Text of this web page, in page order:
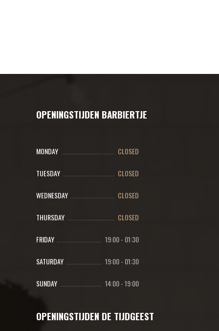
OPENINGSTIJDEN BARBIERTJE
MONDAY CLOSED
TUESDAY CLOSED
WEDNESDAY CLOSED
THURSDAY CLOSED
FRIDAY 19:00- 01:30
SATURDAY 19:00- 01:30
SUNDAY 14:00-19:00
OPENINGSTIJDEN DE TIJDGEEST